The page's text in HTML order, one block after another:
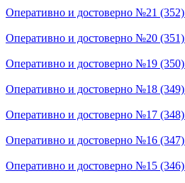
Оперативно и достоверно №21 (352)
Оперативно и достоверно №20 (351)
Оперативно и достоверно №19 (350)
Оперативно и достоверно №18 (349)
Оперативно и достоверно №17 (348)
Оперативно и достоверно №16 (347)
Оперативно и достоверно №15 (346)